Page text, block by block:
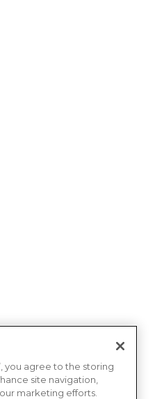
you agree to the storing
site navigation,
marketing efforts.